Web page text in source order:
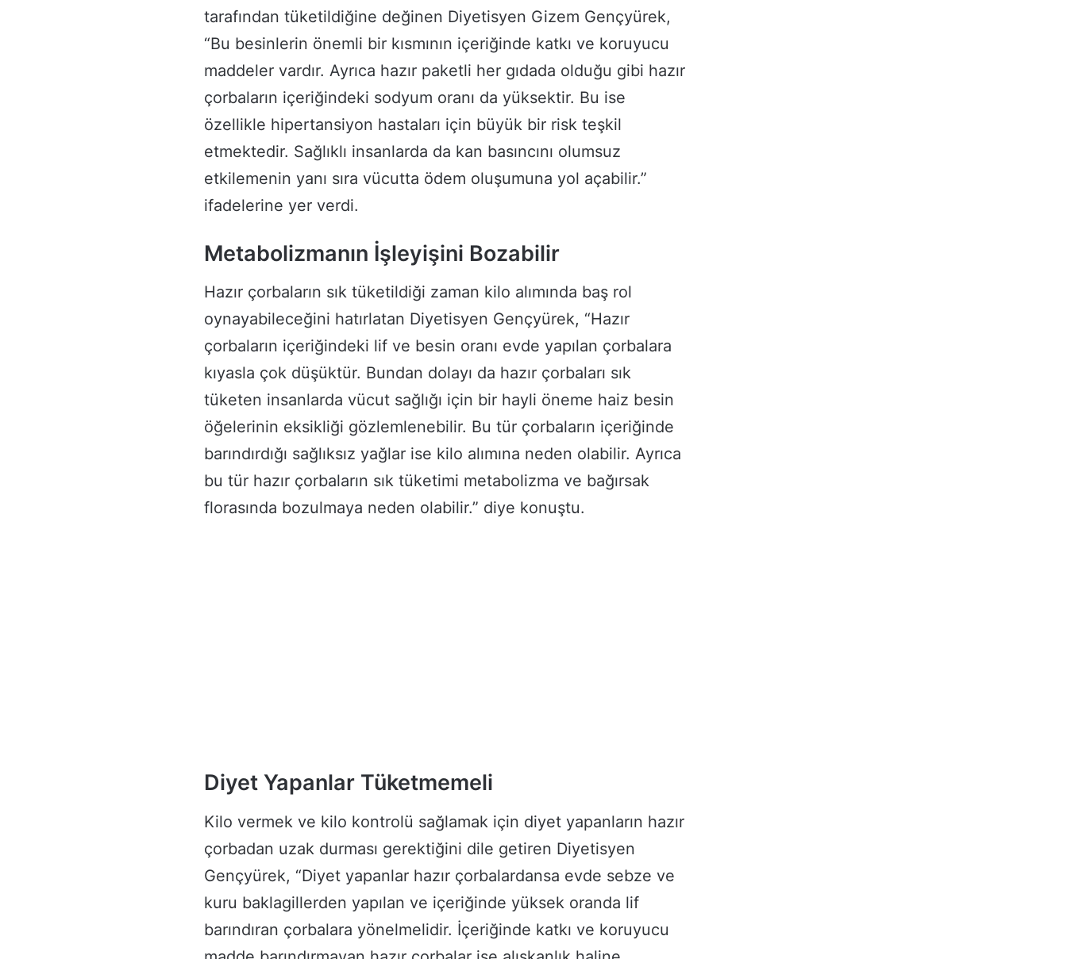
tarafından tüketildiğine değinen Diyetisyen Gizem Gençyürek,
“Bu besinlerin önemli bir kısmının içeriğinde katkı ve koruyucu
maddeler vardır. Ayrıca hazır paketli her gıdada olduğu gibi hazır
çorbaların içeriğindeki sodyum oranı da yüksektir. Bu ise
özellikle hipertansiyon hastaları için büyük bir risk teşkil
etmektedir. Sağlıklı insanlarda da kan basıncını olumsuz
etkilemenin yanı sıra vücutta ödem oluşumuna yol açabilir.”
ifadelerine yer verdi.
Metabolizmanın İşleyişini Bozabilir
Hazır çorbaların sık tüketildiği zaman kilo alımında baş rol
oynayabileceğini hatırlatan Diyetisyen Gençyürek, “Hazır
çorbaların içeriğindeki lif ve besin oranı evde yapılan çorbalara
kıyasla çok düşüktür. Bundan dolayı da hazır çorbaları sık
tüketen insanlarda vücut sağlığı için bir hayli öneme haiz besin
öğelerinin eksikliği gözlemlenebilir. Bu tür çorbaların içeriğinde
barındırdığı sağlıksız yağlar ise kilo alımına neden olabilir. Ayrıca
bu tür hazır çorbaların sık tüketimi metabolizma ve bağırsak
florasında bozulmaya neden olabilir.” diye konuştu.
Diyet Yapanlar Tüketmemeli
Kilo vermek ve kilo kontrolü sağlamak için diyet yapanların hazır
çorbadan uzak durması gerektiğini dile getiren Diyetisyen
Gençyürek, “Diyet yapanlar hazır çorbalardansa evde sebze ve
kuru baklagillerden yapılan ve içeriğinde yüksek oranda lif
barındıran çorbalara yönelmelidir. İçeriğinde katkı ve koruyucu